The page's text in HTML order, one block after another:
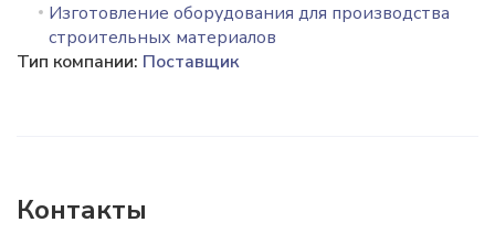
Изготовление оборудования для производства
строительных материалов
Тип компании: Поставщик
Контакты